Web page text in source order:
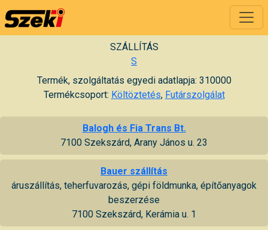
SZÁLLÍTÁS
S
Termék, szolgáltatás egyedi adatlapja: 310000
Termékcsoport: Költöztetés, Futárszolgálat
Balogh és Fia Trans Bt.
7100 Szekszárd, Arany János u. 23
Bauer szállítás
áruszállítás, teherfuvarozás, gépi földmunka, építőanyagok
beszerzése
7100 Szekszárd, Kerámia u. 1